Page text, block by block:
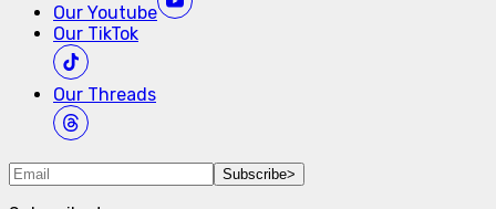
Our Youtube
Our TikTok
Our Threads
Subscribe>